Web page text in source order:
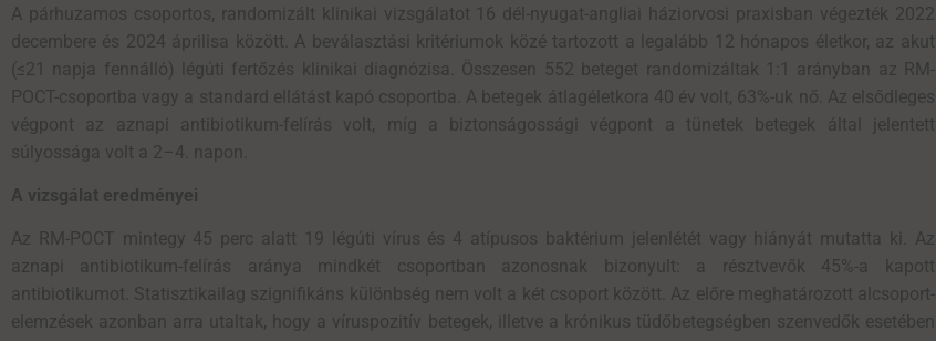
A párhuzamos csoportos, randomizált klinikai vizsgálatot 16 dél-nyugat-angliai háziorvosi praxisban végezték 2022
decembere és 2024 áprilisa között. A beválasztási kritériumok közé tartozott a legalább 12 hónapos életkor, az akut
(≤21 napja fennálló) légúti fertőzés klinikai diagnózisa. Összesen 552 beteget randomizáltak 1:1 arányban az RM-
POCT-csoportba vagy a standard ellátást kapó csoportba. A betegek átlagéletkora 40 év volt, 63%-uk nő. Az elsődleges
végpont az aznapi antibiotikum-felírás volt, míg a biztonságossági végpont a tünetek betegek által jelentett
súlyossága volt a 2–4. napon.
A vizsgálat eredményei
Az RM-POCT mintegy 45 perc alatt 19 légúti vírus és 4 atípusos baktérium jelenlétét vagy hiányát mutatta ki. Az
aznapi antibiotikum-felírás aránya mindkét csoportban azonosnak bizonyult: a résztvevők 45%-a kapott
antibiotikumot. Statisztikailag szignifikáns különbség nem volt a két csoport között. Az előre meghatározott alcsoport-
elemzések azonban arra utaltak, hogy a víruspozitív betegek, illetve a krónikus tüdőbetegségben szenvedők esetében